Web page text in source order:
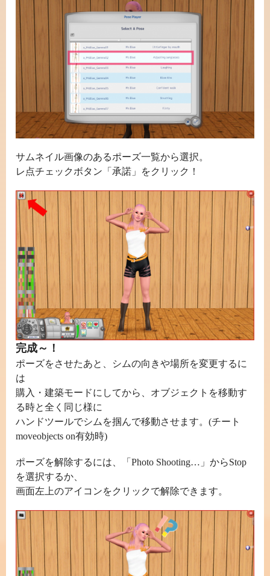
サムネイル画像のあるポーズ一覧から選択。
レ点チェックボタン「承諾」をクリック！
完成～！
ポーズをさせたあと、シムの向きや場所を変更するに
は
購入・建築モードにしてから、オブジェクトを移動す
る時と全く同じ様に
ハンドツールでシムを掴んで移動させます。(チート
moveobjects on有効時)
ポーズを解除するには、「Photo Shooting…」からStop
を選択するか、
画面左上のアイコンをクリックで解除できます。